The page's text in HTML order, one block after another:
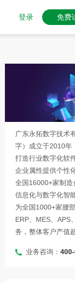
登录 免费
广东永拓数字技术
字）成立于2010年
打造行业数字化软
企业属性提供个性
全国16000+家制
信息化与数字化智
为全国1000+家腰
ERP、MES、APS
务，整体客户产值
业务咨询：